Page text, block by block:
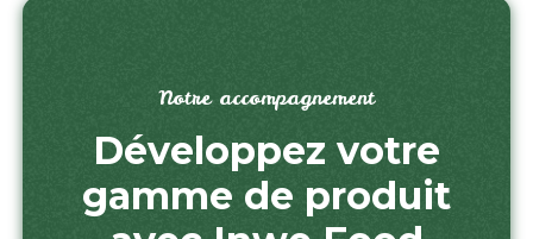
Notre accompagnement
Développez votre
gamme de produit